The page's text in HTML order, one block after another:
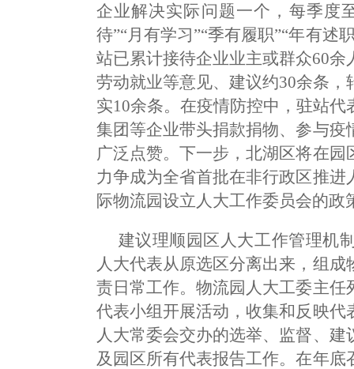
企业解决实际问题一个，每季度
待”“月有学习”“季有履职”“年有述
站已累计接待企业业主或群众60
劳动就业等意见、建议约30余条
实10余条。在疫情防控中，驻站
集团等企业带头捐款捐物、参与
广泛点赞。下一步，北湖区将在
力争成为全省首批在非行政区推
际物流园设立人大工作委员会的政
建议理顺园区人大工作管理机
人大代表从原选区分离出来，组
责日常工作。物流园人大工委主
代表小组开展活动，收集和反映
人大常委会交办的选举、监督、
及园区所有代表报告工作。在年